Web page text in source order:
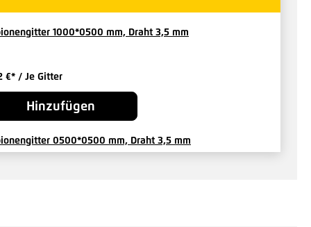
1000*0500 mm, Draht 3,5 mm
€* / Je Gitter
Hinzufügen
0500*0500 mm, Draht 3,5 mm